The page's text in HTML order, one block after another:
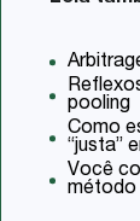
pooling
Como
“justa”
Você
método